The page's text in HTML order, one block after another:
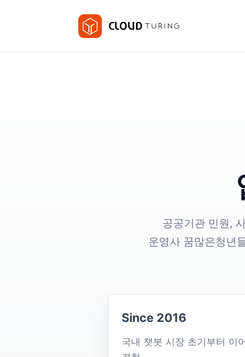
공공기관 민원,
운영사 꿈많은청년
Since 2016
국내 챗봇 시장 초기부터 이